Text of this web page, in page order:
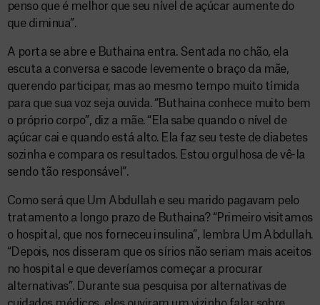
penso que é melhor que seu nível de açúcar aumente do
que diminua”.
A porta se abre e Buthaina entra. Sentada no chão, ela
escuta a conversa e sacode levemente o braço da mãe,
querendo participar, mas ao mesmo tempo muito tímida
para que sua voz seja ouvida. “Buthaina conhece muito bem
o próprio corpo”, diz a mãe. “Ela sabe quando o nível de
açúcar cai e quando está alto. Ela faz seu teste de diabetes
sozinha e compara os resultados. Estou orgulhosa de vê-la
sendo tão responsável”.
Como será que Um Abdullah e seu marido pagavam pelo
tratamento a longo prazo de Buthaina? “Primeiro visitamos
o hospital, que nos forneceu insulina”, lembra Um Abdullah.
“Depois, nos disseram que os sírios não seriam mais aceitos
no hospital e que deveríamos começar a procurar
alternativas”. Durante sua pesquisa por alternativas de